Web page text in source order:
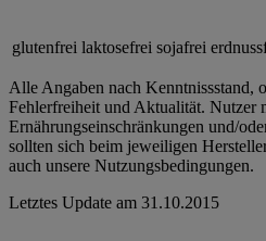
glutenfrei laktosefrei sojafrei
Alle Angaben nach Kenntnissstand,
Fehlerfreiheit und Aktualität. Nutzer
Ernährungseinschränkungen und/
sollten sich beim jeweiligen
auch unsere Nutzungsbedingungen.
Letztes Update am 31.10.2015